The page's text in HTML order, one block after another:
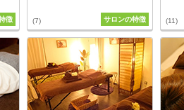
徴 (7) サロンの特徴 (11)